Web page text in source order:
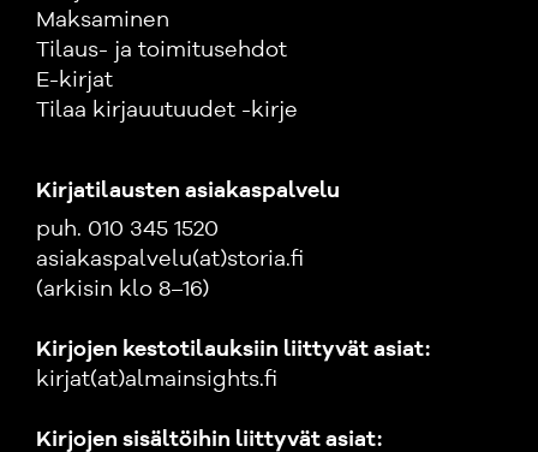
Maksaminen
Tilaus- ja toimitusehdot
E-kirjat
Tilaa kirjauutuudet -kirje
Kirjatilausten asiakaspalvelu
puh. 010 345 1520
asiakaspalvelu(at)storia.fi
(arkisin klo 8–16)
Kirjojen kestotilauksiin liittyvät asiat:
kirjat(at)almainsights.fi
Kirjojen sisältöihin liittyvät asiat: